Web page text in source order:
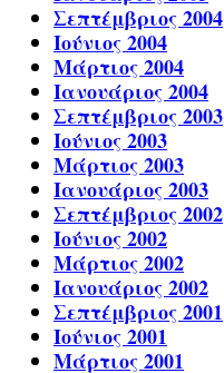
Σεπτέμβριος 2004
Ιούνιος 2004
Μάρτιος 2004
Ιανουάριος 2004
Σεπτέμβριος 2003
Ιούνιος 2003
Μάρτιος 2003
Ιανουάριος 2003
Σεπτέμβριος 2002
Ιούνιος 2002
Μάρτιος 2002
Ιανουάριος 2002
Σεπτέμβριος 2001
Ιούνιος 2001
Μάρτιος 2001